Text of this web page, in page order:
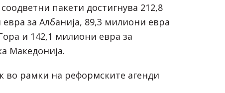
пакети достигнува 212,8
за Албанија, 89,3 милиони евра
и 142,1 милиони евра за
Македонија.
во рамки на реформските агенди